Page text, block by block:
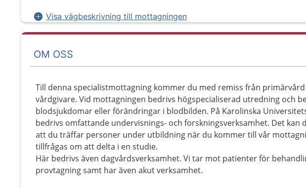
Visa vägbeskrivning till mottagningen
OM OSS
Till denna specialistmottagning kommer du med remiss från
vårdgivare. Vid mottagningen bedrivs högspecialiserad utredning och
blodsjukdomar eller förändringar i blodbilden. På Karolinska
bedrivs omfattande undervisnings- och forskningsverksamhet. Det kan
att du träffar personer under utbildning när du kommer till vår
tillfrågas om att delta i en studie.
Här bedrivs även dagvårdsverksamhet. Vi tar mot patienter för
provtagning samt har även akut verksamhet.